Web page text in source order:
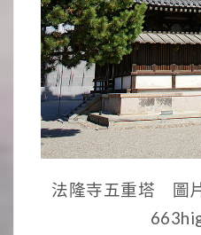
法隆寺五重塔 圖